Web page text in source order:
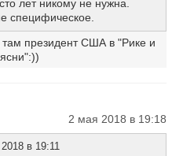
лет никому не нужна.
специфическое.
там президент США в "Рике и
2 мая 2018 в 19:18
в 19:11